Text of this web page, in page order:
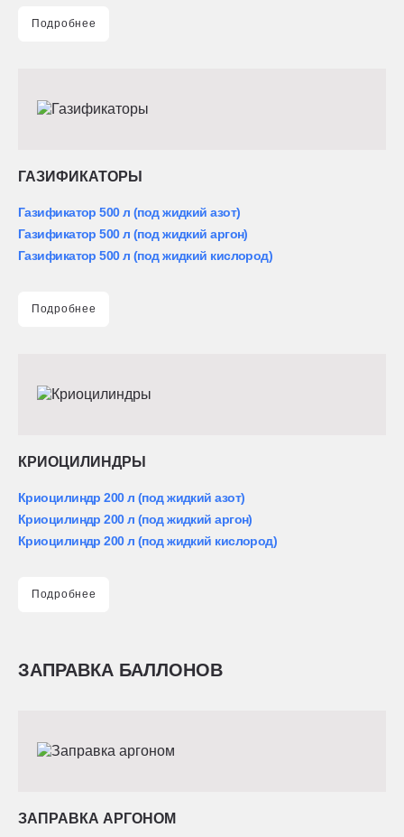
Подробнее
ГАЗИФИКАТОРЫ
Газификатор 500 л (под жидкий азот)
Газификатор 500 л (под жидкий аргон)
Газификатор 500 л (под жидкий кислород)
Подробнее
КРИОЦИЛИНДРЫ
Криоцилиндр 200 л (под жидкий азот)
Криоцилиндр 200 л (под жидкий аргон)
Криоцилиндр 200 л (под жидкий кислород)
Подробнее
ЗАПРАВКА БАЛЛОНОВ
ЗАПРАВКА АРГОНОМ